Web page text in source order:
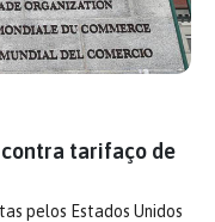
tarifaço de
pelos Estados Unidos